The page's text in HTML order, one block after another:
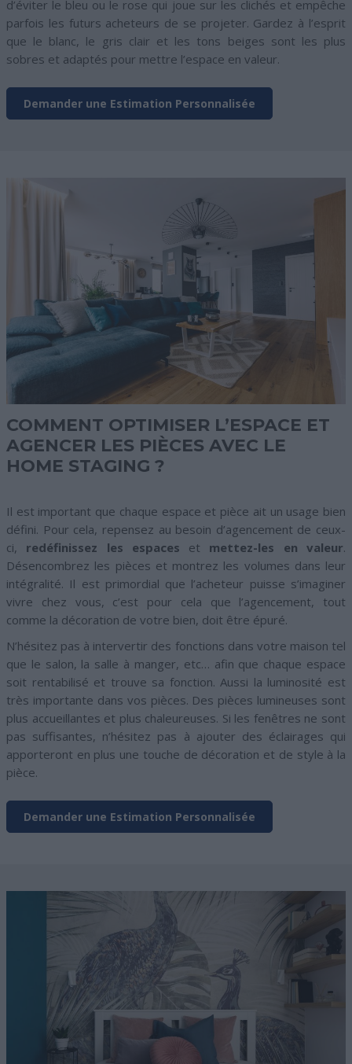
d’éviter le bleu ou le rose qui joue sur les clichés et empêche
parfois les futurs acheteurs de se projeter. Gardez à l’esprit
que le blanc, le gris clair et les tons beiges sont les plus
sobres et adaptés pour mettre l’espace en valeur.
Demander une Estimation Personnalisée
COMMENT OPTIMISER L’ESPACE ET
AGENCER LES PIÈCES AVEC LE
HOME STAGING ?
Il est important que chaque espace et pièce ait un usage bien
défini. Pour cela, repensez au besoin d’agencement de ceux-
ci, redéfinissez les espaces et mettez-les en valeur.
Désencombrez les pièces et montrez les volumes dans leur
intégralité. Il est primordial que l’acheteur puisse s’imaginer
vivre chez vous, c’est pour cela que l’agencement, tout
comme la décoration de votre bien, doit être épuré.
N’hésitez pas à intervertir des fonctions dans votre maison tel
que le salon, la salle à manger, etc… afin que chaque espace
soit rentabilisé et trouve sa fonction. Aussi la luminosité est
très importante dans vos pièces. Des pièces lumineuses sont
plus accueillantes et plus chaleureuses. Si les fenêtres ne sont
pas suffisantes, n’hésitez pas à ajouter des éclairages qui
apporteront en plus une touche de décoration et de style à la
pièce.
Demander une Estimation Personnalisée